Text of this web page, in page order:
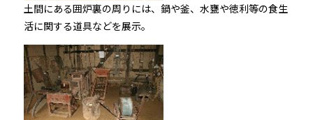
土間にある囲炉裏の周りには、鍋や釜、水甕や徳利等の食生
活に関する道具などを展示。